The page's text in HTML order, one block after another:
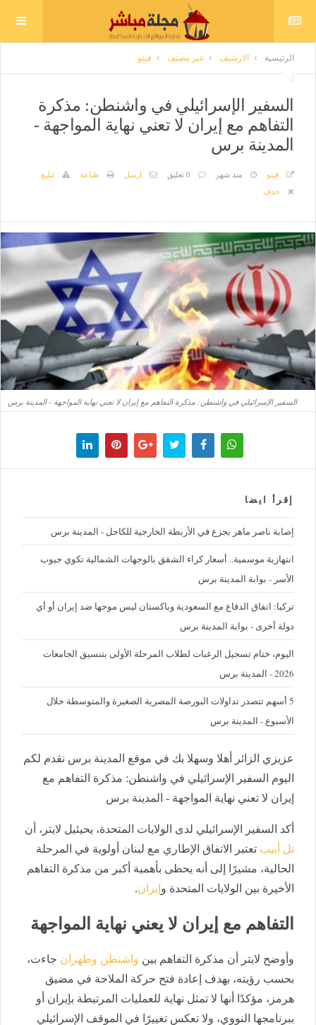
الرئيسية الارشيف غير مصنف فيتو
السفير الإسرائيلي في واشنطن: مذكرة
التفاهم مع إيران لا تعني نهاية المواجهة -
المدينة برس
فيتو منذ شهر 0 تعليق ارسل طباعة
تبليغ
حذف
السفير الإسرائيلي في واشنطن: مذكرة التفاهم مع إيران لا تعني نهاية المواجهة - المدينة برس
إقرأ ايضا
إصابة ناصر ماهر بجزع في الأربطة الخارجية للكاحل - المدينة برس
‪انتهازية موسمية.. أسعار كراء الشقق بالوجهات الشمالية تكوي جيوب
الأسر - بوابة المدينة برس
تركيا: اتفاق الدفاع مع السعودية وباكستان ليس موجها ضد إيران أو أي
دولة أخرى - بوابة المدينة برس
اليوم، ختام تسجيل الرغبات لطلاب المرحلة الأولى بتنسيق الجامعات
2026 - المدينة برس
5 أسهم تتصدر تداولات البورصة المصرية الصغيرة والمتوسطة خلال
الأسبوع - المدينة برس
عزيزي الزائر أهلا وسهلا بك في موقع المدينة برس نقدم لكم
اليوم السفير الإسرائيلي في واشنطن: مذكرة التفاهم مع
إيران لا تعني نهاية المواجهة - المدينة برس
أكد السفير الإسرائيلي لدى الولايات المتحدة، يحيئيل لايتر، أن
تل أبيب تعتبر الاتفاق الإطاري مع لبنان أولوية في المرحلة
الحالية، مشيرًا إلى أنه يحظى بأهمية أكبر من مذكرة التفاهم
الأخيرة بين الولايات المتحدة و إيران.
التفاهم مع إيران لا يعني نهاية المواجهة
وأوضح لايتر أن مذكرة التفاهم بين واشنطن وطهران جاءت،
بحسب رؤيته، بهدف إعادة فتح حركة الملاحة في مضيق
هرمز، مؤكدًا أنها لا تمثل نهاية للعمليات المرتبطة بإيران أو
ببرنامجها النووي، ولا تعكس تغييرًا في الموقف الإسرائيلي